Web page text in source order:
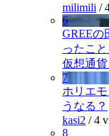
milimili /
6
GREEの
ったこ
仮想通
7
ホリエ
うなる？
kasi2 /4
8